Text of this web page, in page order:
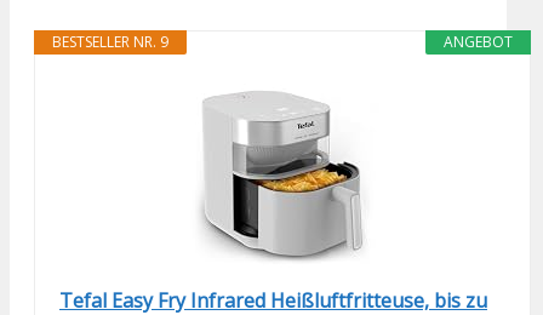
ANGEBOT
BESTSELLER NR. 9
Tefal Easy Fry Infrared Heißluftfritteuse, bis zu